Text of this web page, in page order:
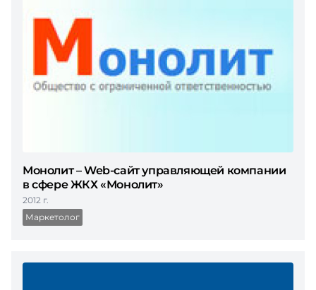
Монолит – Web-сайт управляющей компании
в сфере ЖКХ «Монолит»
2012 г.
Маркетолог